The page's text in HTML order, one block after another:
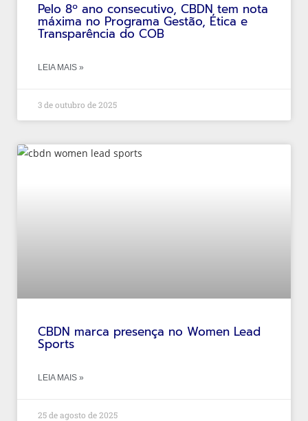
Pelo 8º ano consecutivo, CBDN tem nota
máxima no Programa Gestão, Ética e
Transparência do COB
LEIA MAIS »
3 de outubro de 2025
CBDN marca presença no Women Lead
Sports
LEIA MAIS »
25 de agosto de 2025